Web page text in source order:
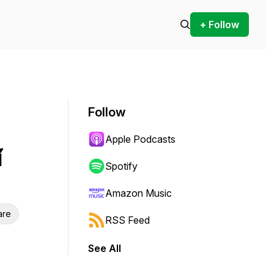
+ Follow
Follow
Apple Podcasts
Spotify
Amazon Music
RSS Feed
See All